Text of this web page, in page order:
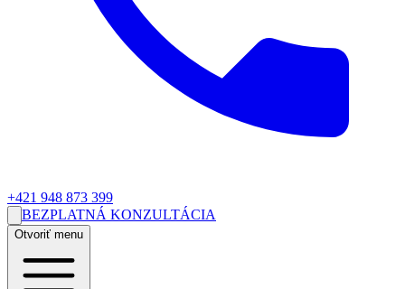
+421 948 873 399
BEZPLATNÁ KONZULTÁCIA
Otvoriť menu